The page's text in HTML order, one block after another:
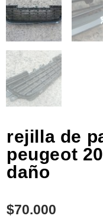
rejilla de
peugeot
daño
$70.000